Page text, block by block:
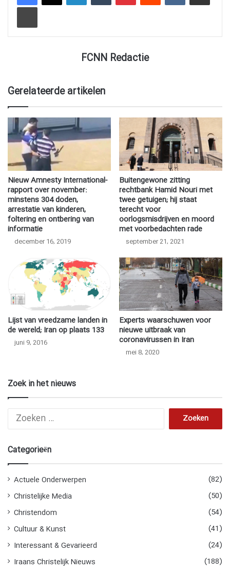
Afdrukken
FCNN Redactie
Gerelateerde artikelen
Nieuw Amnesty International-
rapport over november:
minstens 304 doden,
arrestatie van kinderen,
foltering en ontbering van
informatie
december 16, 2019
Buitengewone zitting
rechtbank Hamid Nouri met
twee getuigen; hij staat
terecht voor
oorlogsmisdrijven en moord
met voorbedachten rade
september 21, 2021
Lijst van vreedzame landen in
de wereld; Iran op plaats 133
juni 9, 2016
Experts waarschuwen voor
nieuwe uitbraak van
coronavirussen in Iran
mei 8, 2020
Zoek in het nieuws
Zoeken
Categorieën
Actuele Onderwerpen
(82)
Christelijke Media
(50)
Christendom
(54)
Cultuur & Kunst
(41)
Interessant & Gevarieerd
(24)
Iraans Christelijk Nieuws
(188)